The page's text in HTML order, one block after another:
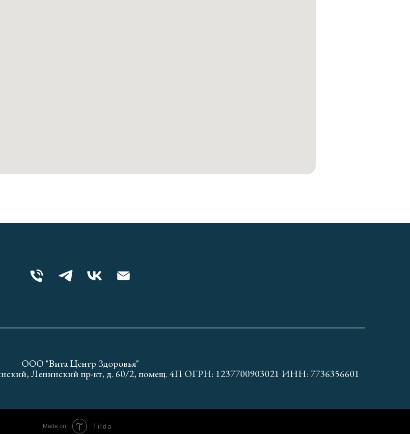
ООО "Вита Центр Здоровья"
Ленинский пр-кт, д. 60/2, помещ. 4П ОГРН: 1237700903021 ИНН: 7736356601
Made on Tilda